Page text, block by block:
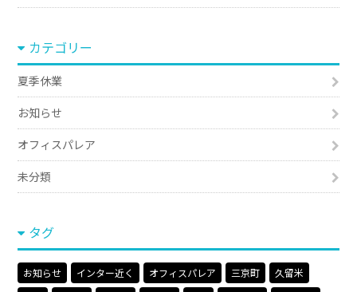
カテゴリー
夏季休業
お知らせ
オフィスパレア
未分類
タグ
お知らせ インター近く オフィスパレア 三京町
久留米